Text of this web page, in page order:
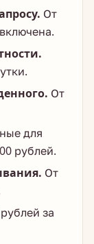
От
От
для
рублей.
От
за